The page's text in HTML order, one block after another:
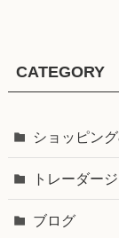
CATEGORY
ショッピン
トレーダー
ブログ